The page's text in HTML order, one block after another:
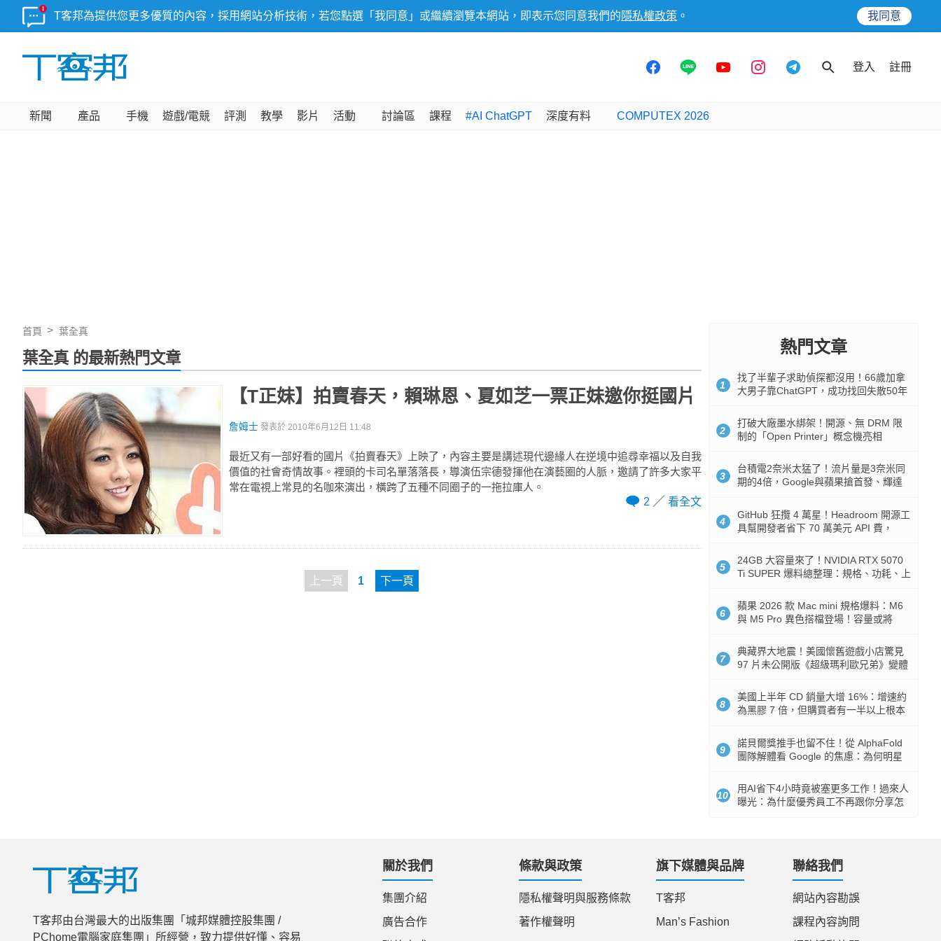
T客邦為提供您更多優質的內容，採用網站分析技術，若您點選「我同意」或繼續瀏覽本網站，即表示您同意我們的 隱私權政策 。 我同意
登入 註冊
新聞 產品 手機 遊戲/電競 評測 教學 影片 活動 討論區 課程 #AI ChatGPT 深度有料 COMPUTEX 2026
首頁 葉全真
葉全真 的最新熱門文章
【T正妹】拍賣春天，賴琳恩、夏如芝一票正妹邀你挺國片
詹姆士 發表於 2010年6月12日 11:48
最近又有一部好看的國片《拍賣春天》上映了，內容主要是講述現代邊緣人在逆境中追尋幸福以及自我
價值的社會奇情故事。裡頭的卡司名單落落長，導演伍宗德發揮他在演藝圈的人脈，邀請了許多大家平
常在電視上常見的名咖來演出，橫跨了五種不同圈子的一拖拉庫人。
2
看全文
上一頁 1 下一頁
熱門文章
1
找了半輩子求助偵探都沒用！66歲加拿
大男子靠ChatGPT，成功找回失散50年
2
打破大廠墨水綁架！開源、無 DRM 限
制的「Open Printer」概念機亮相
3
台積電2奈米太猛了！流片量是3奈米同
期的4倍，Google與蘋果搶首發、輝達
4
GitHub 狂攬 4 萬星！Headroom 開源工
具幫開發者省下 70 萬美元 API 費，
5
24GB 大容量來了！NVIDIA RTX 5070
Ti SUPER 爆料總整理：規格、功耗、上
6
蘋果 2026 款 Mac mini 規格爆料：M6
與 M5 Pro 異色搭檔登場！容量或將
7
典藏界大地震！美國懷舊遊戲小店驚見
97 片未公開版《超級瑪利歐兄弟》變體
8
美國上半年 CD 銷量大增 16%：增速約
為黑膠 7 倍，但購買者有一半以上根本
9
諾貝爾獎推手也留不住！從 AlphaFold
團隊解體看 Google 的焦慮：為何明星
10
用AI省下4小時竟被塞更多工作！過來人
曝光：為什麼優秀員工不再跟你分享怎
T客邦由台灣最大的出版集團「城邦媒體控股集團 /
PChome電腦家庭集團」所經營，致力提供好懂、容易
關於我們
集團介紹
廣告合作
條款與政策
隱私權聲明與服務條款
著作權聲明
旗下媒體與品牌
T客邦
Man’s Fashion
聯絡我們
網站內容勘誤
課程內容詢問